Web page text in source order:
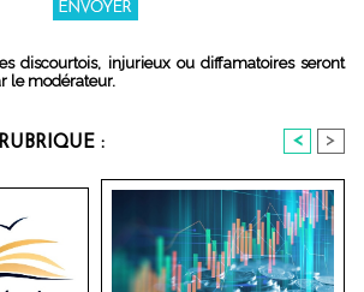
discourtois, injurieux ou diffamatoires seront
le modérateur.
: < >